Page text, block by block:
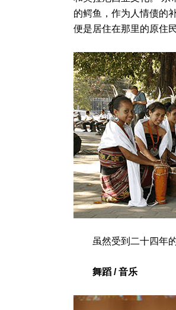
的鳄鱼，作为人情债的
便是居住在那里的原住
虽然受到二十四年的
舞蹈 / 音乐